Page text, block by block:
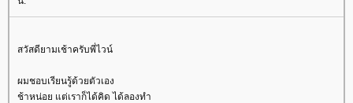
สวัสดียามเช้าครับพี่ไวน์
ผมชอบเรียนรู้ด้วยตัวเอง
ช้าหน่อย แต่เราก็ได้คิด ได้ลองทำ